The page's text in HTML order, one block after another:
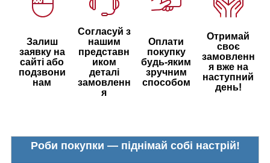
Залиш
заявку на
сайті або
подзвони
нам
Согласуй з
нашим
представн
иком
деталі
замовленн
я
Оплати
покупку
будь-яким
зручним
способом
Отримай
своє
замовленн
я вже на
наступний
день!
Роби покупки — піднімай собі настрій!